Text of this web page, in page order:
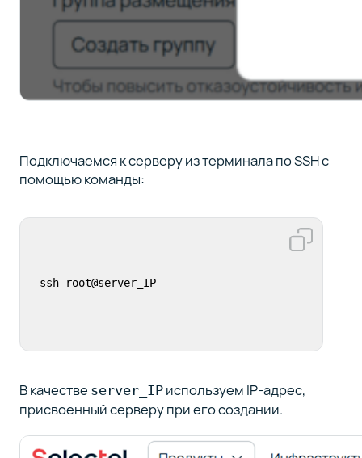
Подключаемся к серверу из терминала по SSH с
помощью команды:
ssh root@server_IP
В качестве server_IPиспользуем IP-адрес,
присвоенный серверу при его создании.